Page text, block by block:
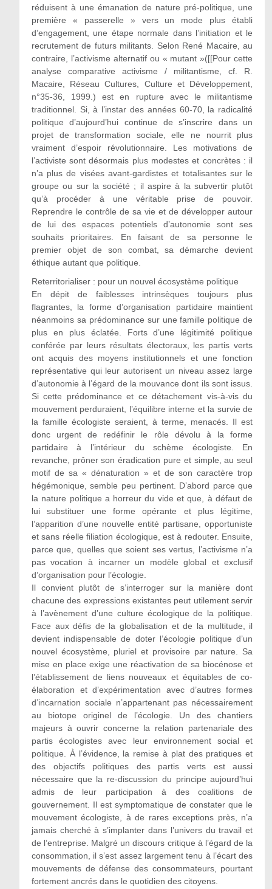
réduisent à une émanation de nature pré-politique, une
première « passerelle » vers un mode plus établi
d’engagement, une étape normale dans l’initiation et le
recrutement de futurs militants. Selon René Macaire, au
contraire, l’activisme alternatif ou « mutant »([[Pour cette
analyse comparative activisme / militantisme, cf. R.
Macaire, Réseau Cultures, Culture et Développement,
n°35-36, 1999.) est en rupture avec le militantisme
traditionnel. Si, à l’instar des années 60-70, la radicalité
politique d’aujourd’hui continue de s’inscrire dans un
projet de transformation sociale, elle ne nourrit plus
vraiment d’espoir révolutionnaire. Les motivations de
l’activiste sont désormais plus modestes et concrètes : il
n’a plus de visées avant-gardistes et totalisantes sur le
groupe ou sur la société ; il aspire à la subvertir plutôt
qu’à procéder à une véritable prise de pouvoir.
Reprendre le contrôle de sa vie et de développer autour
de lui des espaces potentiels d’autonomie sont ses
souhaits prioritaires. En faisant de sa personne le
premier objet de son combat, sa démarche devient
éthique autant que politique.
Reterritorialiser : pour un nouvel écosystème politique
En dépit de faiblesses intrinsèques toujours plus
flagrantes, la forme d’organisation partidaire maintient
néanmoins sa prédominance sur une famille politique de
plus en plus éclatée. Forts d’une légitimité politique
conférée par leurs résultats électoraux, les partis verts
ont acquis des moyens institutionnels et une fonction
représentative qui leur autorisent un niveau assez large
d’autonomie à l’égard de la mouvance dont ils sont issus.
Si cette prédominance et ce détachement vis-à-vis du
mouvement perduraient, l’équilibre interne et la survie de
la famille écologiste seraient, à terme, menacés. Il est
donc urgent de redéfinir le rôle dévolu à la forme
partidaire à l’intérieur du schème écologiste. En
revanche, prôner son éradication pure et simple, au seul
motif de sa « dénaturation » et de son caractère trop
hégémonique, semble peu pertinent. D’abord parce que
la nature politique a horreur du vide et que, à défaut de
lui substituer une forme opérante et plus légitime,
l’apparition d’une nouvelle entité partisane, opportuniste
et sans réelle filiation écologique, est à redouter. Ensuite,
parce que, quelles que soient ses vertus, l’activisme n’a
pas vocation à incarner un modèle global et exclusif
d’organisation pour l’écologie.
Il convient plutôt de s’interroger sur la manière dont
chacune des expressions existantes peut utilement servir
à l’avènement d’une culture écologique de la politique.
Face aux défis de la globalisation et de la multitude, il
devient indispensable de doter l’écologie politique d’un
nouvel écosystème, pluriel et provisoire par nature. Sa
mise en place exige une réactivation de sa biocénose et
l’établissement de liens nouveaux et équitables de co-
élaboration et d’expérimentation avec d’autres formes
d’incarnation sociale n’appartenant pas nécessairement
au biotope originel de l’écologie. Un des chantiers
majeurs à ouvrir concerne la relation partenariale des
partis écologistes avec leur environnement social et
politique. À l’évidence, la remise à plat des pratiques et
des objectifs politiques des partis verts est aussi
nécessaire que la re-discussion du principe aujourd’hui
admis de leur participation à des coalitions de
gouvernement. Il est symptomatique de constater que le
mouvement écologiste, à de rares exceptions près, n’a
jamais cherché à s’implanter dans l’univers du travail et
de l’entreprise. Malgré un discours critique à l’égard de la
consommation, il s’est assez largement tenu à l’écart des
mouvements de défense des consommateurs, pourtant
fortement ancrés dans le quotidien des citoyens.